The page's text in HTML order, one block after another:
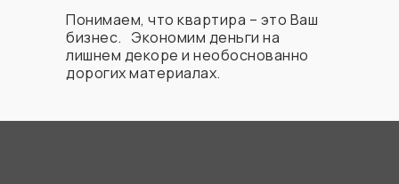
Понимаем, что квартира – это Ваш
бизнес. Экономим деньги на
лишнем декоре и необоснованно
дорогих материалах.